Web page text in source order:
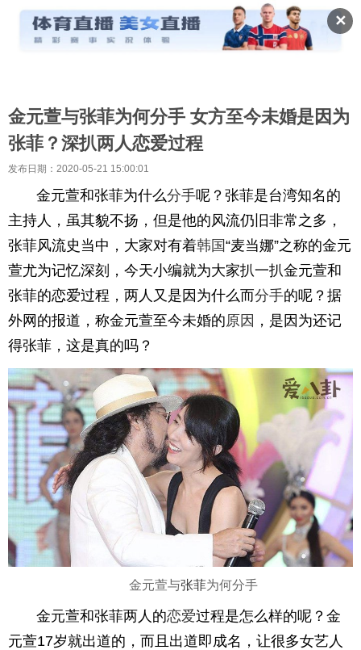
✕
金元萱与张菲为何分手 女方至今未婚是因为
张菲？深扒两人恋爱过程
发布日期：2020-05-21 15:00:01
金元萱和张菲为什么分手呢？张菲是台湾知名的
主持人，虽其貌不扬，但是他的风流仍旧非常之多，
张菲风流史当中，大家对有着韩国“麦当娜”之称的金元
萱尤为记忆深刻，今天小编就为大家扒一扒金元萱和
张菲的恋爱过程，两人又是因为什么而分手的呢？据
外网的报道，称金元萱至今未婚的原因 ，是因为还记
得张菲，这是真的吗？
金元萱与张菲为何分手
金元萱和张菲两人的恋爱过程是怎么样的呢？金
元萱17岁就出道的，而且出道即成名，让很多女艺人